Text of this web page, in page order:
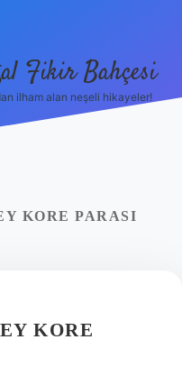
Fikir Bahçesi
ilham alan neşeli hikayeler!
KORE PARASI
KORE